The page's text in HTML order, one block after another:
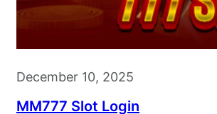
December 10, 2025
MM777 Slot Login